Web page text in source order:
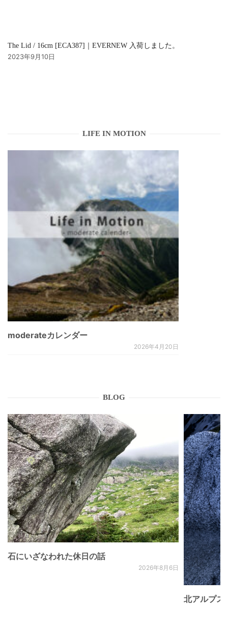
The Lid / 16cm [ECA387]｜EVERNEW 入荷しました。
2023年9月10日
LIFE IN MOTION
moderateカレンダー
2026年4月20日
BLOG
石にいざなわれた休日の話
2026年8月6日
北アルプ